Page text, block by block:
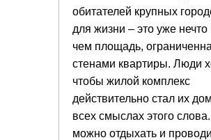
обитателей крупных
для жизни – это уже
чем площадь,
стенами квартиры. Люди
чтобы жилой комплекс
действительно стал их
всех смыслах этого
можно отдыхать и